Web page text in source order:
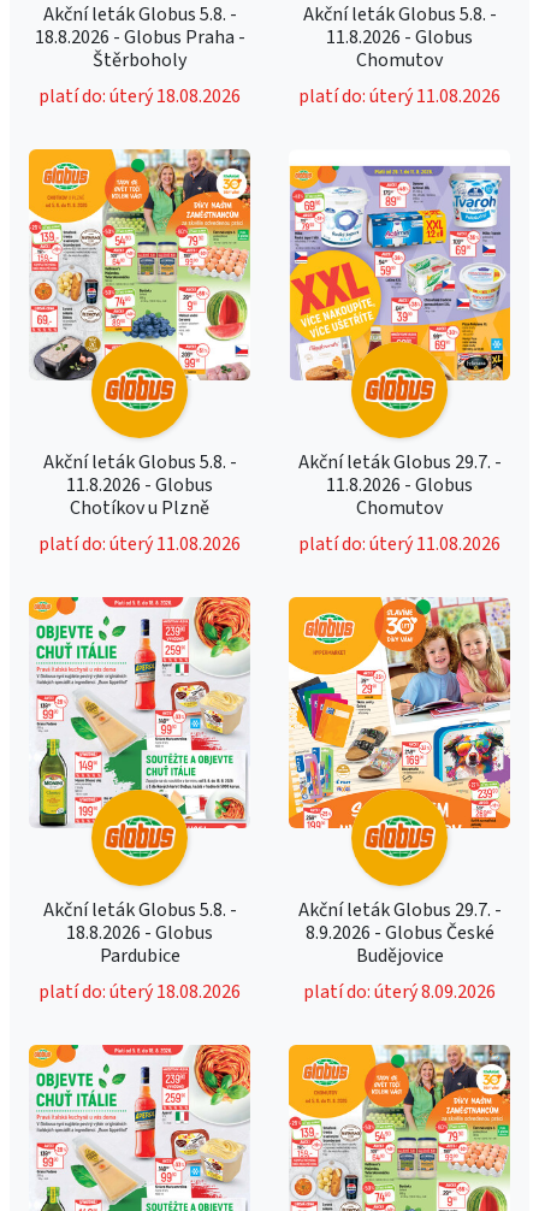
Akční leták Globus 5.8. -
18.8.2026 - Globus Praha -
Štěrboholy
platí do: úterý 18.08.2026
Akční leták Globus 5.8. -
11.8.2026 - Globus
Chomutov
platí do: úterý 11.08.2026
Akční leták Globus 5.8. -
11.8.2026 - Globus
Chotíkov u Plzně
platí do: úterý 11.08.2026
Akční leták Globus 29.7. -
11.8.2026 - Globus
Chomutov
platí do: úterý 11.08.2026
Akční leták Globus 5.8. -
18.8.2026 - Globus
Pardubice
platí do: úterý 18.08.2026
Akční leták Globus 29.7. -
8.9.2026 - Globus České
Budějovice
platí do: úterý 8.09.2026